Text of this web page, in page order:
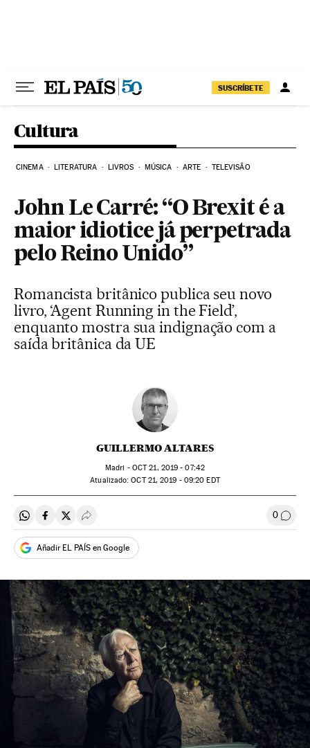
SUSCRÍBETE
Cultura
CINEMA LITERATURA LIVROS MÚSICA ARTE TELEVISÃO
John Le Carré: “O Brexit é a
maior idiotice já perpetrada
pelo Reino Unido”
Romancista britânico publica seu novo
livro, ‘Agent Running in the Field’,
enquanto mostra sua indignação com a
saída britânica da UE
GUILLERMO ALTARES
Madri - OCT21, 2019 - 07:42
atualizado: OCT21, 2019 - 09:20 EDT
Compartir en Whatsapp
Compartir en Facebook
Compartir en Twitter
Desplegar Redes Sociales 0
Añadir EL PAÍS en Google